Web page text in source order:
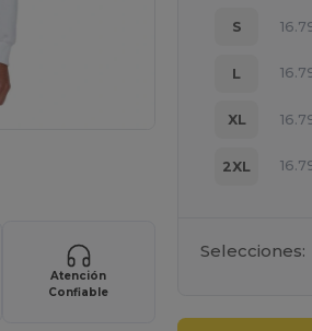
Atención
Confiable
S
L
XL
2XL
Selecciones: